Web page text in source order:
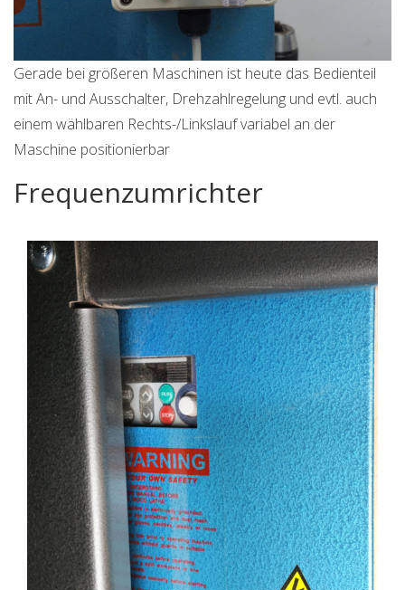
Gerade bei größeren Maschinen ist heute das Bedienteil
mit An- und Ausschalter, Drehzahlregelung und evtl. auch
einem wählbaren Rechts-/Linkslauf variabel an der
Maschine positionierbar
Frequenzumrichter